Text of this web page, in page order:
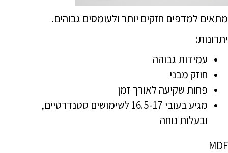
מתאים למדפים חזקים יותר ולעומסים גבוהים.
יתרונות:
עמידות גבוהה
חוזק מבני
פחות שקיעה לאורך זמן
מגיע בעובי 16.5-17 לשימושים סטנדרטיים,
ובעלות נוחה
MDF